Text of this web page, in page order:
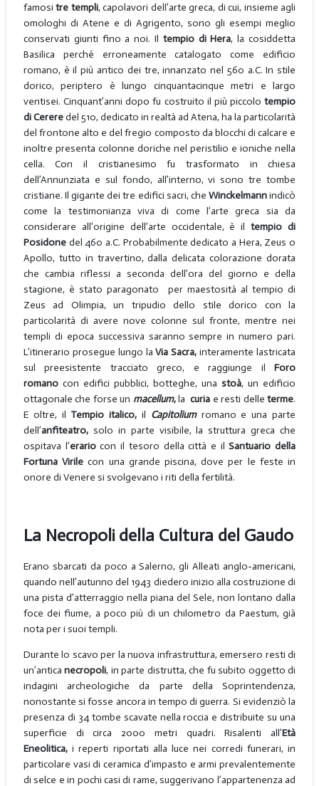
famositre templi, capolavori dell’arte greca, di cui, insieme agli
omologhi di Atene e di Agrigento, sono gli esempi meglio
conservati giunti fino a noi. Il tempio di Hera, la cosiddetta
Basilica perché erroneamente catalogato come edificio
romano, è il più antico dei tre, innanzato nel 560 a.C. In stile
dorico, periptero è lungo cinquantacinque metri e largo
ventisei. Cinquant’anni dopo fu costruito il più piccolotempio
di Cereredel 510, dedicato in realtà ad Atena, ha la particolarità
del frontone alto e del fregio composto da blocchi di calcare e
inoltre presenta colonne doriche nel peristilio e ioniche nella
cella. Con il cristianesimo fu trasformato in chiesa
dell’Annunziata e sul fondo, all’interno, vi sono tre tombe
cristiane. Il gigante dei tre edifici sacri, che Winckelmannindicò
come la testimonianza viva di come l’arte greca sia da
considerare all’origine dell’arte occidentale, è iltempio di
Posidonedel 460 a.C. Probabilmente dedicato a Hera, Zeus o
Apollo, tutto in travertino, dalla delicata colorazione dorata
che cambia riflessi a seconda dell’ora del giorno e della
stagione, è stato paragonato per maestosità al tempio di
Zeus ad Olimpia, un tripudio dello stile dorico con la
particolarità di avere nove colonne sul fronte, mentre nei
templi di epoca successiva saranno sempre in numero pari.
L’itinerario prosegue lungo laVia Sacra,interamente lastricata
sul preesistente tracciato greco, e raggiunge ilForo
romanocon edifici pubblici, botteghe, una stoà, un edificio
ottagonale che forse un macellum,la curia e resti delleterme.
E oltre, il Tempio italico, il Capitolium romano e una parte
dell’anfiteatro, solo in parte visibile, la struttura greca che
ospitava l’erariocon il tesoro della città e ilSantuario della
Fortuna Virile con una grande piscina, dove per le feste in
onore di Venere si svolgevano i riti della fertilità.
La Necropoli della Cultura del Gaudo
Erano sbarcati da poco a Salerno, gli Alleati anglo-americani,
quando nell’autunno del 1943 diedero inizio alla costruzione di
una pista d’atterraggio nella piana del Sele, non lontano dalla
foce dei fiume, a poco più di un chilometro da Paestum, già
nota per i suoi templi.
Durante lo scavo per la nuova infrastruttura, emersero resti di
un’anticanecropoli, in parte distrutta, che fu subito oggetto di
indagini archeologiche da parte della Soprintendenza,
nonostante si fosse ancora in tempo di guerra. Si evidenziò la
presenza di 34 tombe scavate nella roccia e distribuite su una
superficie di circa 2000 metri quadri. Risalenti all’Età
Eneolitica,i reperti riportati alla luce nei corredi funerari, in
particolare vasi di ceramica d’impasto e armi prevalentemente
di selce e in pochi casi di rame, suggerivano l’appartenenza ad